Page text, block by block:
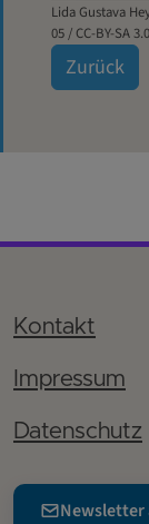
Lida Gustava
05 / CC-BY-SA 3.0
Zurück
Kontakt
Impressum
Datenschutz
Newsletter